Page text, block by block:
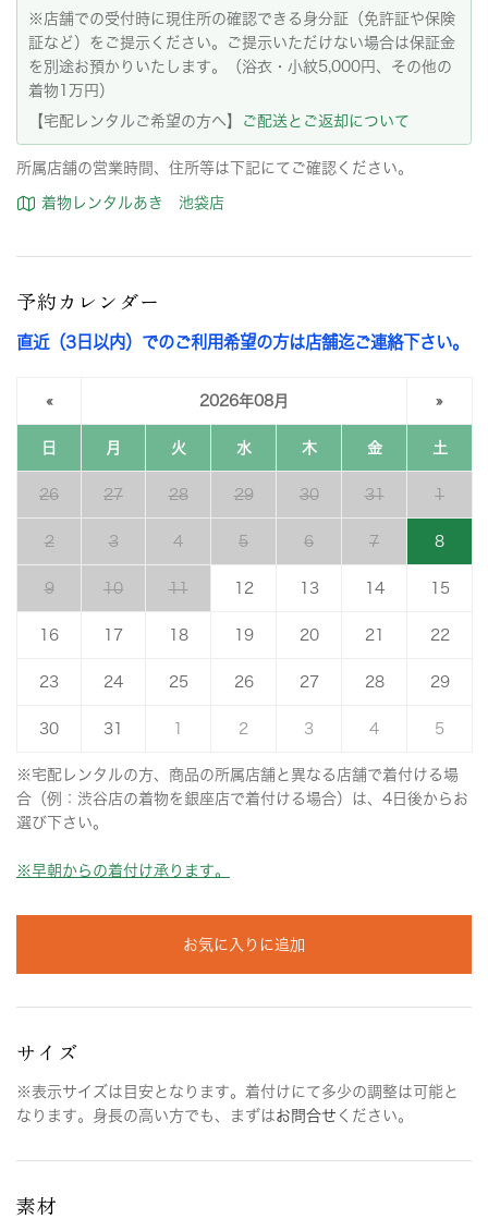
※店舗での受付時に現住所の確認できる身分証（免許証や保険
証など）をご提示ください。ご提示いただけない場合は保証金
を別途お預かりいたします。（浴衣・小紋5,000円、その他の
着物1万円）
【宅配レンタルご希望の方へ】
ご配送とご返却について
所属店舗の営業時間、住所等は下記にてご確認ください。
着物レンタルあき 池袋店
予約カレンダー
直近（3日以内）でのご利用希望の方は店舗迄ご連絡下さい。
« 2026年08月 »
日 月 火 水 木 金 土
26 27 28 29 30 31 1
2 3 4 5 6 7 8
9 10 11 12 13 14 15
16 17 18 19 20 21 22
23 24 25 26 27 28 29
30 31 1 2 3 4 5
※宅配レンタルの方、商品の所属店舗と異なる店舗で着付ける場
合（例：渋谷店の着物を銀座店で着付ける場合）は、4日後からお
選び下さい。
※早朝からの着付け承ります。
お気に入りに追加
サイズ
※表示サイズは目安となります。着付けにて多少の調整は可能と
なります。身長の高い方でも、まずはお問合せ ください。
素材